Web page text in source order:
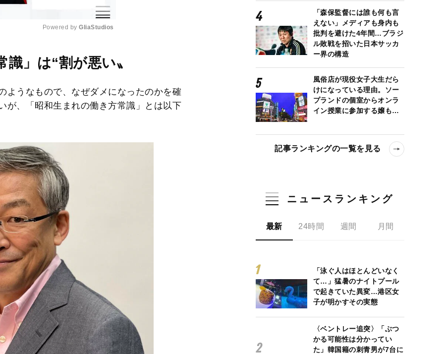
M
u
e
Powered by GliaStudios
」は“割が悪い〟
ようなもので、なぜダメになったのかを確
が、「昭和生まれの働き方常識」とは以下
「森保監督には誰も何も言
えない」メディアも身内も
批判を避けた4年間…ブラジ
ル敗戦を招いた日本サッカ
ー界の構造
風俗店が現役女子大生だら
けになっている理由。ソー
プランドの個室からオンラ
イン授業に参加する嬢も…
記事ランキングの一覧を見る
ニュースランキング
最新 24時間 週間 月間
「泳ぐ人はほとんどいなく
て…」猛暑のナイトプール
で起きていた異変…港区女
子が明かすその実態
〈ベントレー追突〉「ぶつ
かる可能性は分かってい
た」韓国籍の刺青男が7台に